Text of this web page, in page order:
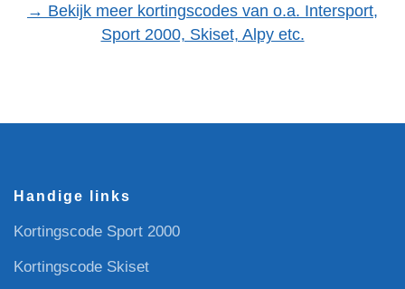
→ Bekijk meer kortingscodes van o.a. Intersport,
Sport 2000, Skiset, Alpy etc.
Handige links
Kortingscode Sport 2000
Kortingscode Skiset